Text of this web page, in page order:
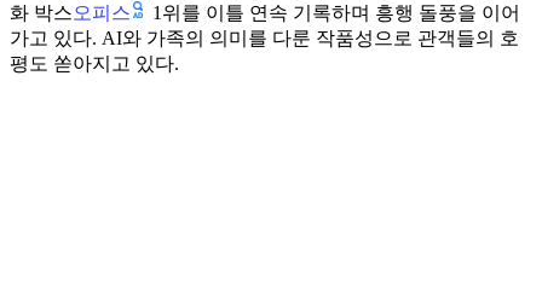
화 박스오피스
1위를 이틀 연속 기록하며 흥행 돌풍을 이어
가고 있다. AI와 가족의 의미를 다룬 작품성으로 관객들의 호
평도 쏟아지고 있다.